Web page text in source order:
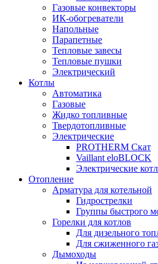
Газовые конвекторы
ИК-обогреватели
Напольные
Парапетные
Тепловые завесы
Тепловые пушки
Электрический
Котлы
Автоматика
Газовые
Жидко топливные
Твердотопливные
Электрические
PROTHERM Скат
Vaillant eloBLOCK
Электрические
Отопление
Арматура для котельной
Гидрострелки
Группы быстрого
Горелки для котлов
Для дизельного
Для сжиженного
Дымоходы